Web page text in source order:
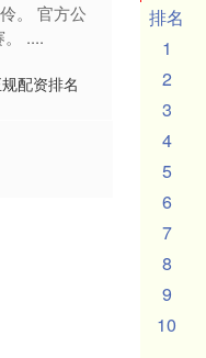
。 官方公
....
配资排名
排名
1
2
3
4
5
6
7
8
9
10